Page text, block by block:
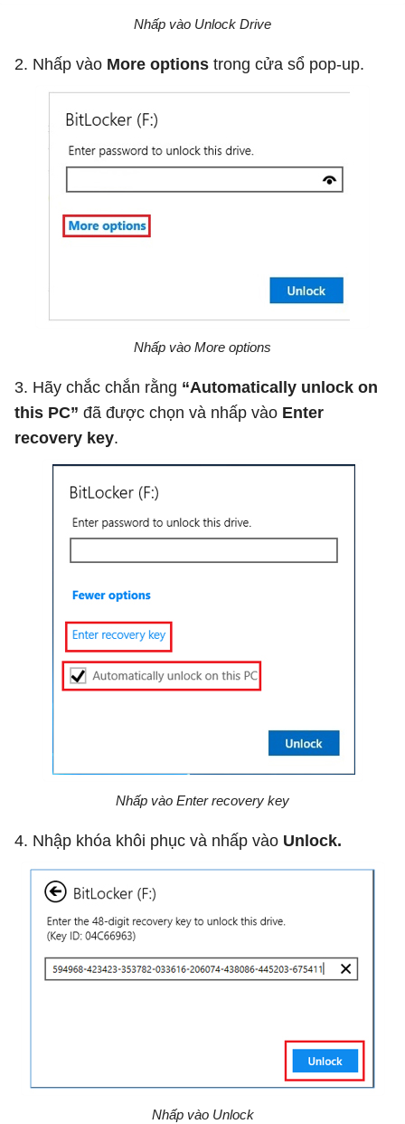
Nhấp vào Unlock Drive
2. Nhấp vào More options trong cửa sổ pop-up.
Nhấp vào More options
3. Hãy chắc chắn rằng “Automatically unlock on
this PC” đã được chọn và nhấp vào Enter
recovery key.
Nhấp vào Enter recovery key
4. Nhập khóa khôi phục và nhấp vào Unlock.
Nhấp vào Unlock